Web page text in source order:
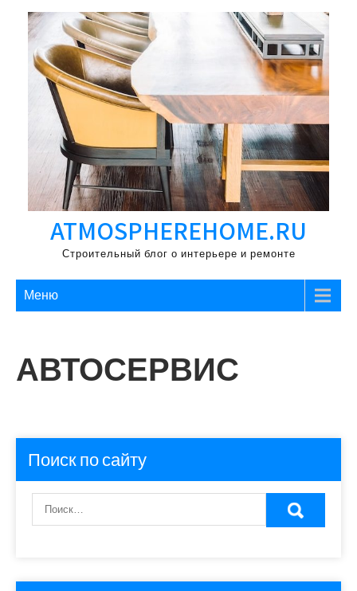
Перейти
содержимому
ATMOSPHEREHOME.RU
Строительный блог о интерьере и ремонте
Меню
АВТОСЕРВИС
Поиск по сайту